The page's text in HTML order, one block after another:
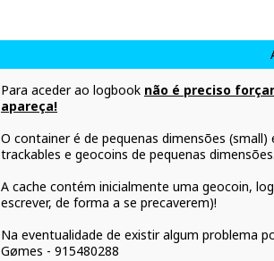
Para aceder ao logbook não é preciso
apareça!
O container é de pequenas dimensões
trackables e geocoins de pequenas dimensões.
A cache contém inicialmente uma geocoin,
escrever, de forma a se precaverem)!
Na eventualidade de existir algum problema
Gømes - 915480288